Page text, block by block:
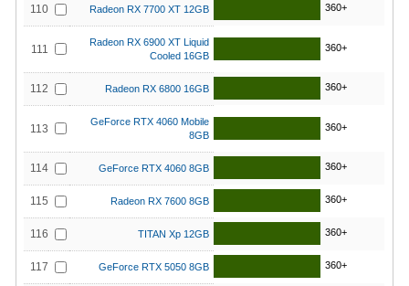
110 Radeon RX 7700 XT 12GB 360+
111
Radeon RX 6900 XT Liquid
Cooled 16GB
360+
112 Radeon RX 6800 16GB 360+
113
GeForce RTX 4060 Mobile
8GB
360+
114 GeForce RTX 4060 8GB 360+
115 Radeon RX 7600 8GB 360+
116 TITAN Xp 12GB 360+
117 GeForce RTX 5050 8GB 360+